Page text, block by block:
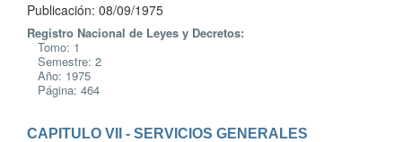
Publicación: 08/09/1975
Registro Nacional de Leyes y Decretos:
Tomo: 1
Semestre: 2
Año: 1975
Página: 464
CAPITULO VII - SERVICIOS GENERALES